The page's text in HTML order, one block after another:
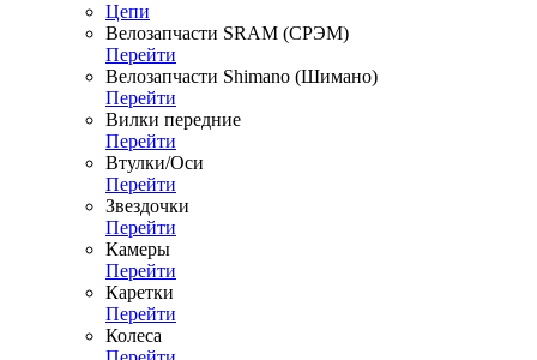
Цепи
Велозапчасти SRAM (СРЭМ)
Перейти
Велозапчасти Shimano (Шимано)
Перейти
Вилки передние
Перейти
Втулки/Оси
Перейти
Звездочки
Перейти
Камеры
Перейти
Каретки
Перейти
Колеса